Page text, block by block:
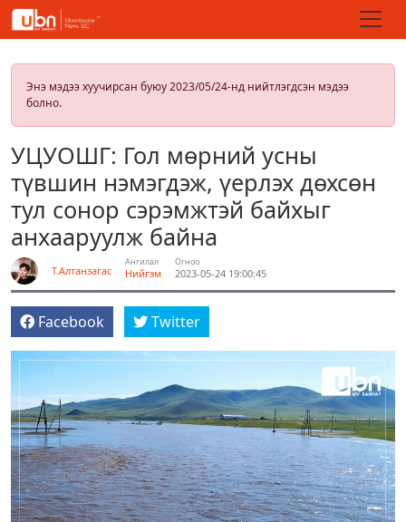
Энэ мэдээ хуучирсан буюу 2023/05/24-нд нийтлэгдсэн мэдээ
болно.
УЦУОШГ: Гол мөрний усны
түвшин нэмэгдэж, үерлэх дөхсөн
тул сонор сэрэмжтэй байхыг
анхааруулж байна
Т.Алтанзагас
Ангилал
Нийгэм
Огноо
2023-05-24 19:00:45
Facebook Twitter